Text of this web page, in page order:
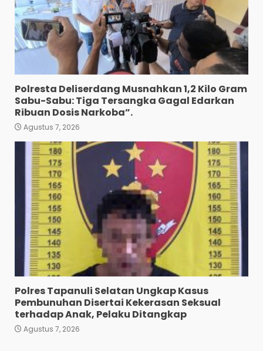
Polresta Deliserdang Musnahkan 1,2 Kilo Gram
Sabu-Sabu: Tiga Tersangka Gagal Edarkan
Ribuan Dosis Narkoba”.
Agustus 7, 2026
Polres Tapanuli Selatan Ungkap Kasus
Pembunuhan Disertai Kekerasan Seksual
terhadap Anak, Pelaku Ditangkap
Agustus 7, 2026
Agustus 7, 2026
Pewarta Polrestabes Medan
Gelar Jumat Barokah,
Pererat Silaturahmi,
Kokohkan Sinergi Media dan
Kepolisian
5
Bhabinkamtibmas Bersama
Babinsa Ringkus Bandar
Bawa 10 Butir Pil Ekstasi:
Mahasiswa Terpaksa
Nginap Dibalik Jeruji Besi
Polres Pematang Siantar.
Agustus 5, 2026
7
Pengedar 18 Butir Pil Ekstasi
Meringkuk Dibalik Jeruji Besi
Polres Pematang Siantar
Wujud Pelayanan Prima:
Kapolsek Pancurbatu